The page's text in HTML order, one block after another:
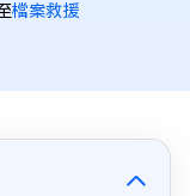
檔案救援